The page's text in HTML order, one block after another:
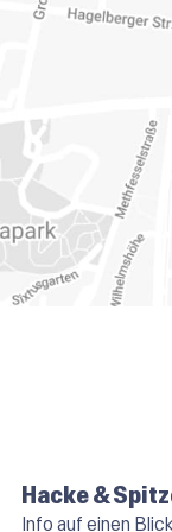
Hacke &
Info auf einen